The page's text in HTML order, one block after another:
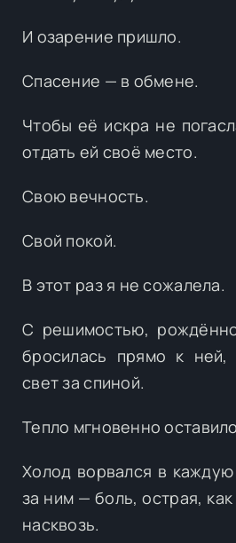
И озарение пришло.
Спасение — в обмене.
Чтобы её искра не
отдать ей своё место.
Свою вечность.
Свой покой.
В этот раз я не сожалела.
С решимостью,
бросилась прямо к ней,
свет за спиной.
Тепло мгновенно
Холод ворвался в
за ним — боль, острая,
насквозь.